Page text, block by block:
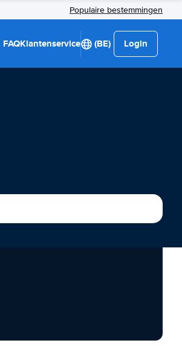
Populaire bestemmingen
FAQKlantenservice (BE) Login